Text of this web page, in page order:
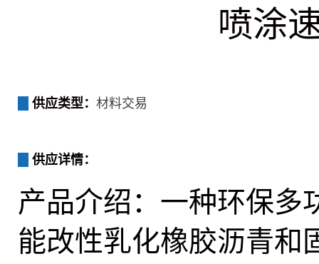
喷涂
供应类型： 材料交易
供应详情：
产品介绍：一种环保多
能改性乳化橡胶沥青和